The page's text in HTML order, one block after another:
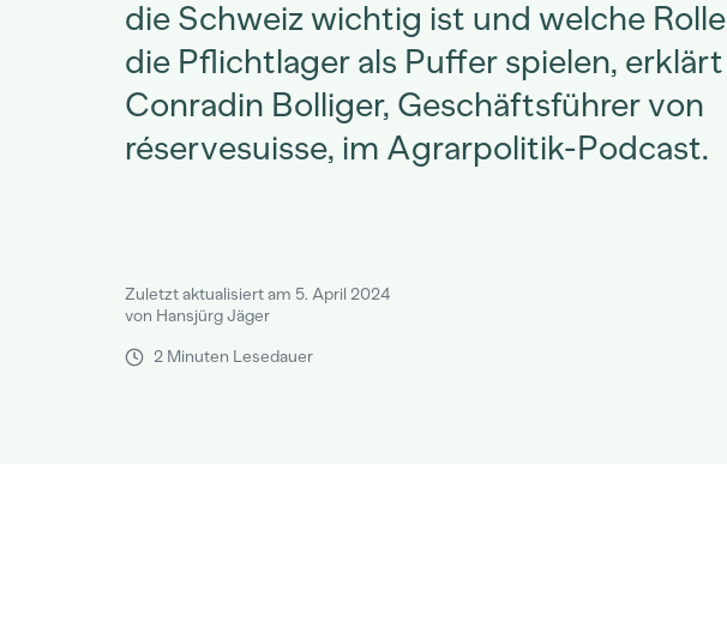
die Schweiz wichtig ist und welche Rolle
die Pflichtlager als Puffer spielen, erklärt
Conradin Bolliger, Geschäftsführer von
réservesuisse, im Agrarpolitik-Podcast.
Zuletzt aktualisiert am 5. April 2024
von Hansjürg Jäger
2 Minuten Lesedauer